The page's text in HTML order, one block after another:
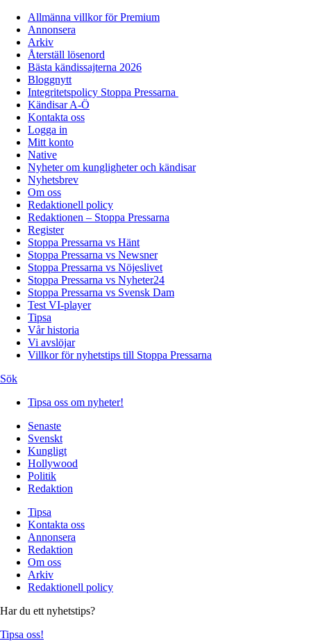
Allmänna villkor för Premium
Annonsera
Arkiv
Återställ lösenord
Bästa kändissajterna 2026
Bloggnytt
Integritetspolicy Stoppa Pressarna
Kändisar A-Ö
Kontakta oss
Logga in
Mitt konto
Native
Nyheter om kungligheter och kändisar
Nyhetsbrev
Om oss
Redaktionell policy
Redaktionen – Stoppa Pressarna
Register
Stoppa Pressarna vs Hänt
Stoppa Pressarna vs Newsner
Stoppa Pressarna vs Nöjeslivet
Stoppa Pressarna vs Nyheter24
Stoppa Pressarna vs Svensk Dam
Test VI-player
Tipsa
Vår historia
Vi avslöjar
Villkor för nyhetstips till Stoppa Pressarna
Sök
Tipsa oss om nyheter!
Senaste
Svenskt
Kungligt
Hollywood
Politik
Redaktion
Tipsa
Kontakta oss
Annonsera
Redaktion
Om oss
Arkiv
Redaktionell policy
Har du ett nyhetstips?
Tipsa oss!